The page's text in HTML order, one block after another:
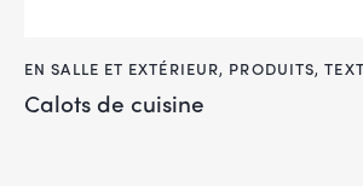
EN SALLE ET EXTÉRIEUR, PRODUITS,
Calots de cuisine